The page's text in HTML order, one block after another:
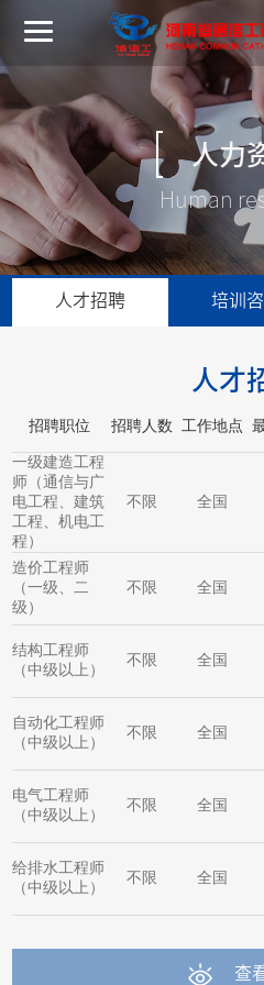
人力
Human
人才招聘 培训
人才
招聘职位 招聘人数 工作地点
一级建造工程
师（通信与广
电工程、建筑
工程、机电工
程）
不限 全国
造价工程师
（一级、二
级）
不限 全国
结构工程师
（中级以上）
不限 全国
自动化工程师
（中级以上）
不限 全国
电气工程师
（中级以上）
不限 全国
给排水工程师
（中级以上）
不限 全国
查